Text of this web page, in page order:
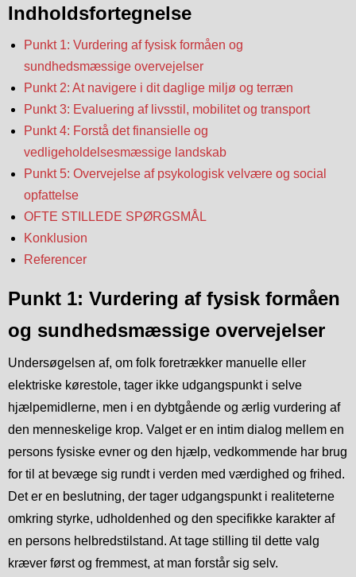
Indholdsfortegnelse
Punkt 1: Vurdering af fysisk formåen og
sundhedsmæssige overvejelser
Punkt 2: At navigere i dit daglige miljø og terræn
Punkt 3: Evaluering af livsstil, mobilitet og transport
Punkt 4: Forstå det finansielle og
vedligeholdelsesmæssige landskab
Punkt 5: Overvejelse af psykologisk velvære og social
opfattelse
OFTE STILLEDE SPØRGSMÅL
Konklusion
Referencer
Punkt 1: Vurdering af fysisk formåen
og sundhedsmæssige overvejelser
Undersøgelsen af, om folk foretrækker manuelle eller
elektriske kørestole, tager ikke udgangspunkt i selve
hjælpemidlerne, men i en dybtgående og ærlig vurdering af
den menneskelige krop. Valget er en intim dialog mellem en
persons fysiske evner og den hjælp, vedkommende har brug
for til at bevæge sig rundt i verden med værdighed og frihed.
Det er en beslutning, der tager udgangspunkt i realiteterne
omkring styrke, udholdenhed og den specifikke karakter af
en persons helbredstilstand. At tage stilling til dette valg
kræver først og fremmest, at man forstår sig selv.